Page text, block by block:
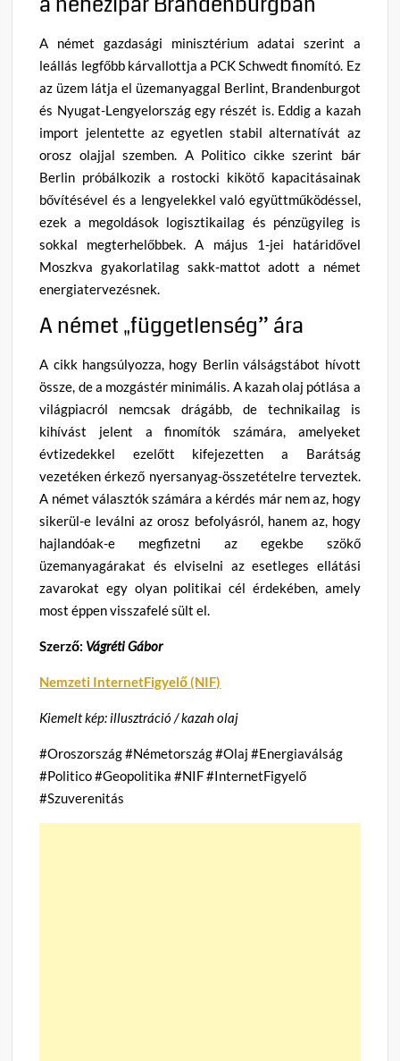
A német gazdasági minisztérium adatai szerint a
leállás legfőbb kárvallottja a PCK Schwedt finomító. Ez
az üzem látja el üzemanyaggal Berlint, Brandenburgot
és Nyugat-Lengyelország egy részét is. Eddig a kazah
import jelentette az egyetlen stabil alternatívát az
orosz olajjal szemben. A Politico cikke szerint bár
Berlin próbálkozik a rostocki kikötő kapacitásainak
bővítésével és a lengyelekkel való együttműködéssel,
ezek a megoldások logisztikailag és pénzügyileg is
sokkal megterhelőbbek. A május 1-jei határidővel
Moszkva gyakorlatilag sakk-mattot adott a német
energiatervezésnek.
A német „függetlenség” ára
A cikk hangsúlyozza, hogy Berlin válságstábot hívott
össze, de a mozgástér minimális. A kazah olaj pótlása a
világpiacról nemcsak drágább, de technikailag is
kihívást jelent a finomítók számára, amelyeket
évtizedekkel ezelőtt kifejezetten a Barátság
vezetéken érkező nyersanyag-összetételre terveztek.
A német választók számára a kérdés már nem az, hogy
sikerül-e leválni az orosz befolyásról, hanem az, hogy
hajlandóak-e megfizetni az egekbe szökő
üzemanyagárakat és elviselni az esetleges ellátási
zavarokat egy olyan politikai cél érdekében, amely
most éppen visszafelé sült el.
Szerző: Vágréti Gábor
Nemzeti InternetFigyelő (NIF)
Kiemelt kép: illusztráció / kazah olaj
#Oroszország #Németország #Olaj #Energiaválság
#Politico #Geopolitika #NIF #InternetFigyelő
#Szuverenitás